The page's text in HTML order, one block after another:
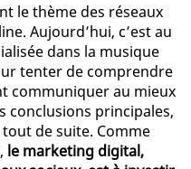
le thème des réseaux
Aujourd’hui, c’est au
dans la musique
tenter de comprendre
communiquer au mieux
conclusions principales,
de suite. Comme
le marketing digital,